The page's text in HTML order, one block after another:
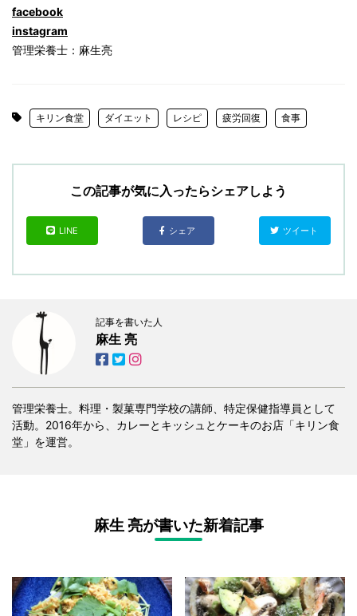
facebook
instagram
管理栄養士：麻生亮
キリン食堂 ダイエット レシピ 疲労回復 食事
この記事が気に入ったらシェアしよう
LINE シェア ツイート
記事を書いた人
麻生 亮
管理栄養士。料理・製菓専門学校の講師、特定保健指導員として
活動。2016年から、カレーとキッシュとケーキのお店「キリン食
堂」を運営。
麻生 亮が書いた新着記事